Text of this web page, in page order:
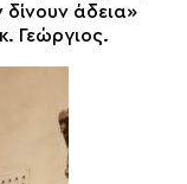
δίνουν άδεια»
Γεώργιος.